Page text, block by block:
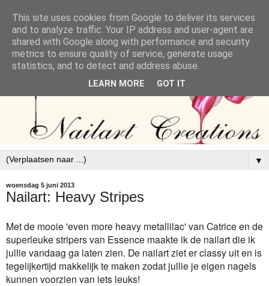
▼
woensdag 5 juni 2013
Nailart: Heavy Stripes
Met de mooie 'even more heavy metallilac' van Catrice en de
superleuke stripers van Essence maakte ik de nailart die ik
jullie vandaag ga laten zien. De nailart ziet er classy uit en is
tegelijkertijd makkelijk te maken zodat jullie je eigen nagels
kunnen voorzien van iets leuks!
This site uses cookies from Google to deliver its services
and to analyze traffic. Your IP address and user-agent are
shared with Google along with performance and security
metrics to ensure quality of service, generate usage
statistics, and to detect and address abuse.
LEARN MORE GOT IT